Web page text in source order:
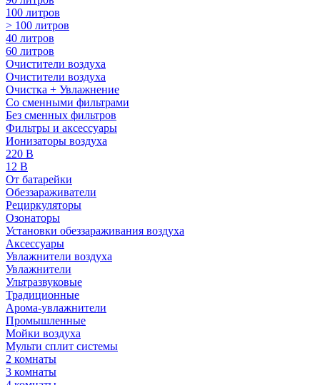
100 литров
> 100 литров
40 литров
60 литров
Очистители воздуха
Очистители воздуха
Очистка + Увлажнение
Cо сменными фильтрами
Без сменных фильтров
Фильтры и аксессуары
Ионизаторы воздуха
220 В
12 В
От батарейки
Обеззараживатели
Рециркуляторы
Озонаторы
Установки обеззараживания воздуха
Аксессуары
Увлажнители воздуха
Увлажнители
Ультразвуковые
Традиционные
Арома-увлажнители
Промышленные
Мойки воздуха
Мульти сплит системы
2 комнаты
3 комнаты